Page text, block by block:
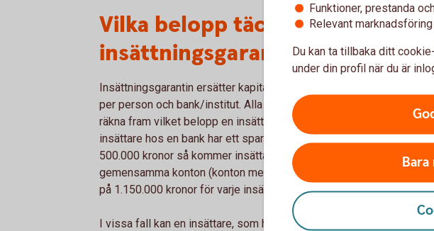
Vilka belopp täcks av den statliga
insättningsgarantin?
Insättningsgarantin ersätter kapital och ränta på inlåningskonto upp
per person och bank/institut. Alla insättningar hos en bank/institut
räkna fram vilket belopp en insättare har rätt till i relation till den
insättare hos en bank har ett sparkonto med 700.000 kronor och
500.000 kronor så kommer insättaren ersättas med 1.150.000
gemensamma konton (konton med flera kontohavare) gäller dock
på 1.150.000 kronor för varje insättare.
I vissa fall kan en insättare, som har mer än 1.150.000 kronor på ett
Funktioner, prestanda
Relevant marknadsföring
Du kan ta tillbaka ditt
under din profil när du är